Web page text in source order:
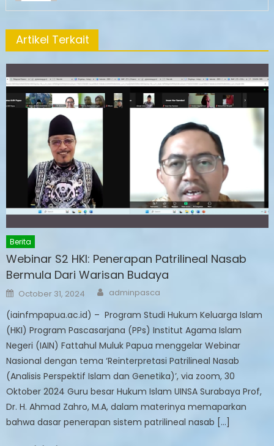
Artikel Terkait
Berita
Webinar S2 HKI: Penerapan Patrilineal Nasab
Bermula Dari Warisan Budaya
Posted
on
October 31, 2024 Author
adminpasca
(iainfmpapua.ac.id) – Program Studi Hukum Keluarga Islam
(HKI) Program Pascasarjana (PPs) Institut Agama Islam
Negeri (IAIN) Fattahul Muluk Papua menggelar Webinar
Nasional dengan tema ‘Reinterpretasi Patrilineal Nasab
(Analisis Perspektif Islam dan Genetika)’, via zoom, 30
Oktober 2024 Guru besar Hukum Islam UINSA Surabaya Prof,
Dr. H. Ahmad Zahro, M.A, dalam materinya memaparkan
bahwa dasar penerapan sistem patrilineal nasab […]